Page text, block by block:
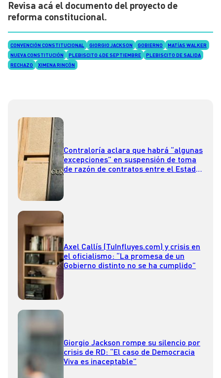
Revisa acá el documento del proyecto de
reforma constitucional.
CONVENCIÓN CONSTITUCIONAL GIORGIO JACKSON GOBIERNO
MATÍAS WALKER
NUEVA CONSTITUCIÓN
PLEBISCITO 4 DE SEPTIEMBRE
PLEBISCITO DE SALIDA
RECHAZO
XIMENA RINCÓN
Contraloría aclara que habrá “algunas
excepciones” en suspensión de toma
de razón de contratos entre el Estado
Axel Callís (TuInfluyes.com) y crisis en
el oficialismo: “La promesa de un
Gobierno distinto no se ha cumplido”
Giorgio Jackson rompe su silencio por
crisis de RD: “El caso de Democracia
Viva es inaceptable”